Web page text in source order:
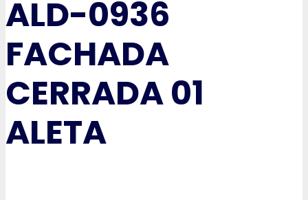
ALD-0936
FACHADA
CERRADA 01
ALETA